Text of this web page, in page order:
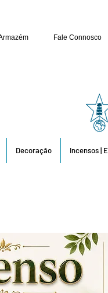
Fale Connosco
Decoração Incensos |